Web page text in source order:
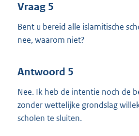
Vraag 5
Bent u bereid alle islamitische
nee, waarom niet?
Antwoord 5
Nee. Ik heb de intentie noch de
zonder wettelijke grondslag
scholen te sluiten.